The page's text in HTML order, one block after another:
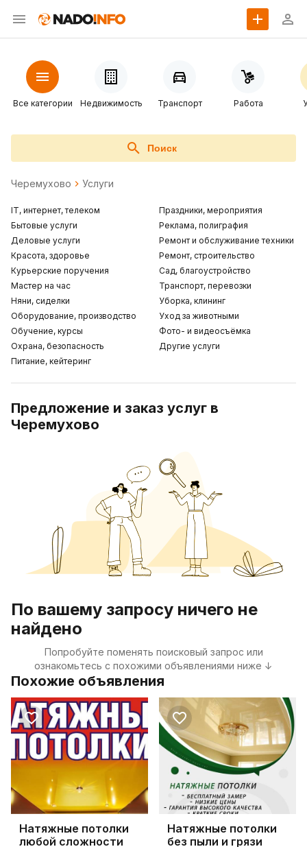
Все категории Недвижимость Транспорт Работа
Поиск
Черемухово Услуги
IT, интернет, телеком
Бытовые услуги
Деловые услуги
Красота, здоровье
Курьерские поручения
Мастер на час
Няни, сиделки
Оборудование, производство
Обучение, курсы
Охрана, безопасность
Питание, кейтеринг
Праздники, мероприятия
Реклама, полиграфия
Ремонт и обслуживание техники
Ремонт, строительство
Сад, благоустройство
Транспорт, перевозки
Уборка, клининг
Уход за животными
Фото- и видеосъёмка
Другие услуги
Предложение и заказ услуг в
Черемухово
По вашему запросу ничего не
найдено
Попробуйте поменять поисковый запрос или
ознакомьтесь с похожими объявлениями ниже ↓
Похожие объявления
Натяжные потолки
любой сложности
Натяжные потолки
без пыли и грязи